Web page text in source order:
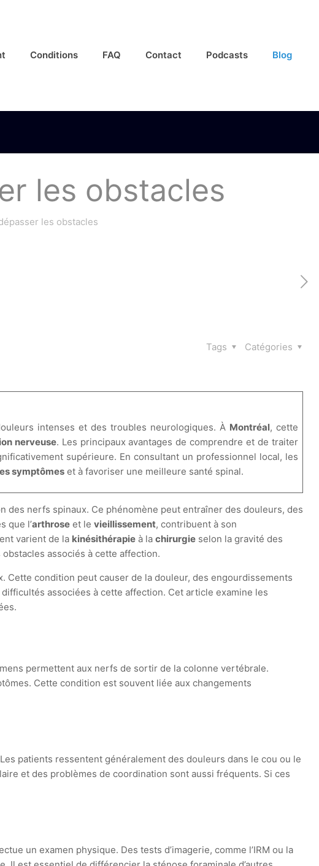
Conditions FAQ Contact Podcasts Blog
les obstacles
les obstacles
Catégories
Tags
intenses et des troubles neurologiques. À Montréal, cette
nerveuse. Les principaux avantages de comprendre et de traiter
supérieure. En consultant un professionnel local, les
symptômeset à favoriser une meilleure santé spinal.
nerfs spinaux. Ce phénomène peut entraîner des douleurs, des
que l’arthrose et levieillissement, contribuent à son
varient de la kinésithérapie à lachirurgie selon la gravité des
associés à cette affection.
condition peut causer de la douleur, des engourdissements
associées à cette affection. Cet article examine les
permettent aux nerfs de sortir de la colonne vertébrale.
Cette condition est souvent liée aux changements
patients ressentent généralement des douleurs dans le cou ou le
et des problèmes de coordination sont aussi fréquents. Si ces
un examen physique. Des tests d’imagerie, comme l’IRM ou la